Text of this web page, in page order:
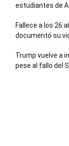
estudiantes de
Fallece a los 26
documentó su
Trump vuelve a
pese al fallo del